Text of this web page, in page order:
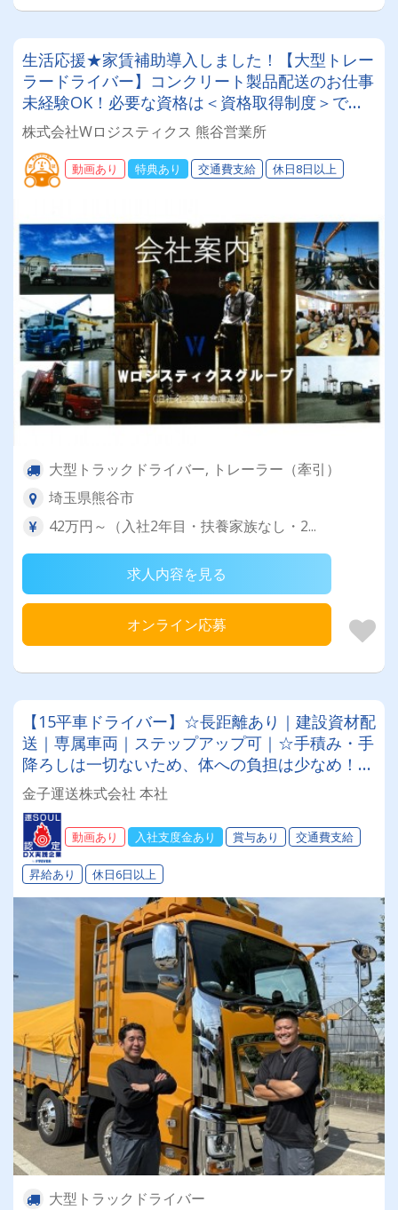
生活応援★家賃補助導入しました！【大型トレー
ラードライバー】コンクリート製品配送のお仕事
未経験OK！必要な資格は＜資格取得制度＞で取
得できます◎創立100年超の老舗企業。安心して
働ける環境をお約束します。
株式会社Wロジスティクス 熊谷営業所
動画あり 特典あり 交通費支給 休日8日以上
大型トラックドライバー, トレーラー（牽引）
埼玉県熊谷市
42万円～（入社2年目・扶養家族なし・2...
求人内容を見る
オンライン応募
【15平車ドライバー】☆長距離あり｜建設資材配
送｜専属車両｜ステップアップ可｜☆手積み・手
降ろしは一切ないため、体への負担は少なめ！
☆GWや年末年始の長期休暇もたっぷり！☆大型
免許をお持ちの方は未経験者も歓迎します！
金子運送株式会社 本社
動画あり 入社支度金あり 賞与あり 交通費支給
昇給あり 休日6日以上
大型トラックドライバー